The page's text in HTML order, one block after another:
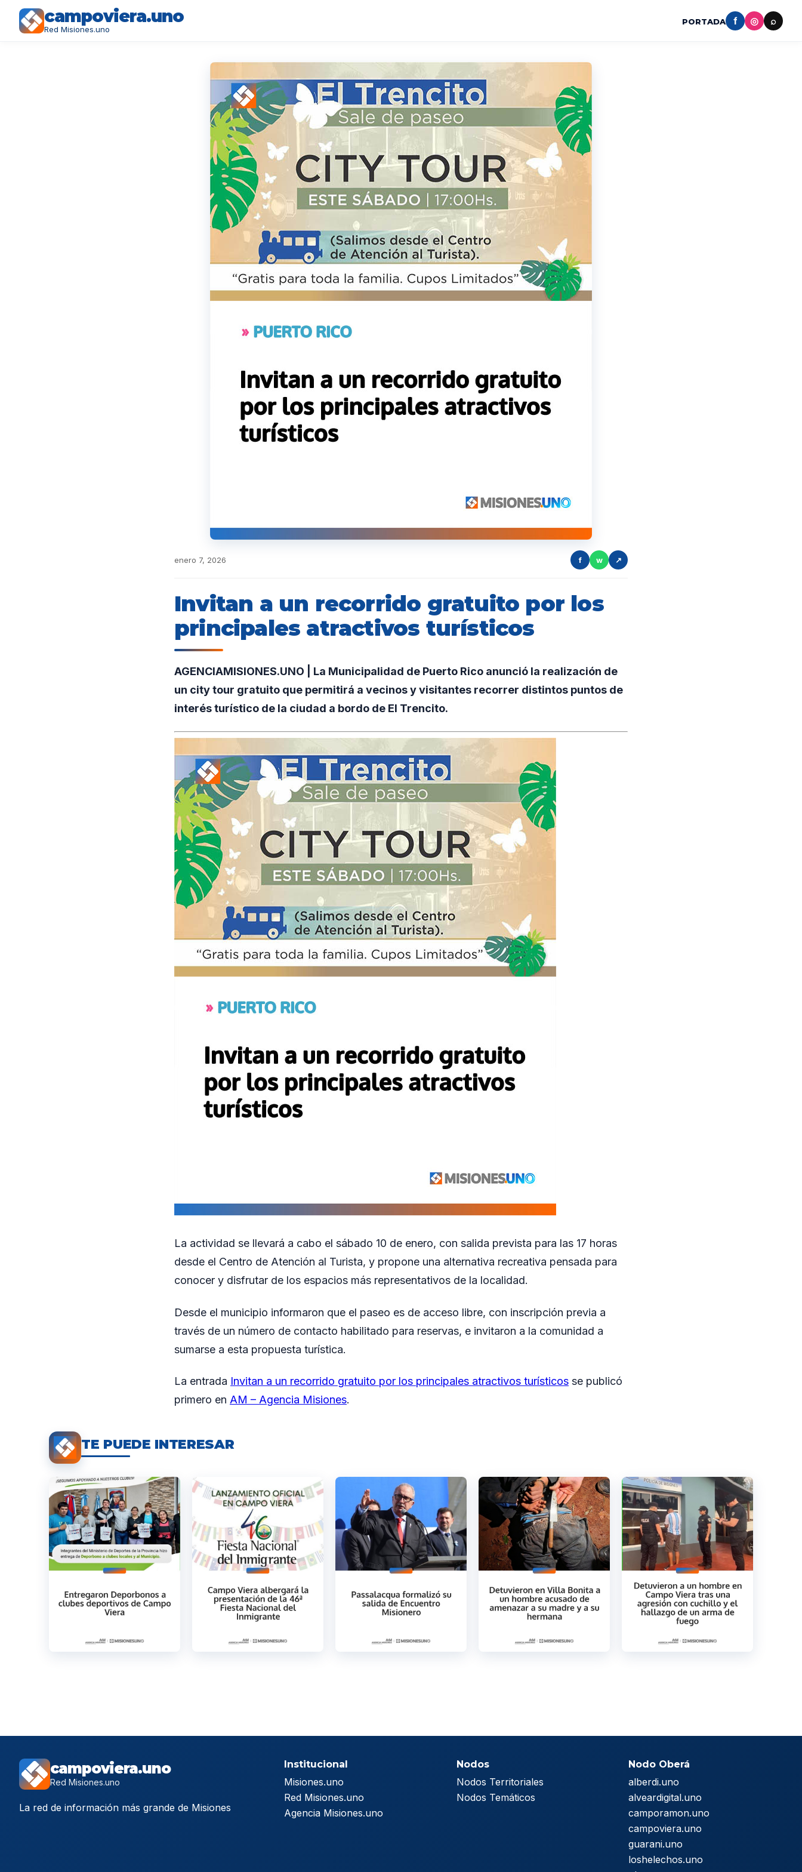
campoviera.uno
Red Misiones.uno
PORTADA f ◎ ⌕
enero 7, 2026 f w ↗
Invitan a un recorrido gratuito por los
principales atractivos turísticos
AGENCIAMISIONES.UNO | La Municipalidad de Puerto Rico anunció la realización de
un city tour gratuito que permitirá a vecinos y visitantes recorrer distintos puntos de
interés turístico de la ciudad a bordo de El Trencito.
La actividad se llevará a cabo el sábado 10 de enero, con salida prevista para las 17 horas
desde el Centro de Atención al Turista, y propone una alternativa recreativa pensada para
conocer y disfrutar de los espacios más representativos de la localidad.
Desde el municipio informaron que el paseo es de acceso libre, con inscripción previa a
través de un número de contacto habilitado para reservas, e invitaron a la comunidad a
sumarse a esta propuesta turística.
La entrada Invitan a un recorrido gratuito por los principales atractivos turísticos se publicó
primero en AM – Agencia Misiones.
TE PUEDE INTERESAR
campoviera.uno
Red Misiones.uno
La red de información más grande de Misiones
Institucional
Misiones.uno
Red Misiones.uno
Agencia Misiones.uno
Nodos
Nodos Territoriales
Nodos Temáticos
Nodo Oberá
alberdi.uno
alveardigital.uno
camporamon.uno
campoviera.uno
guarani.uno
loshelechos.uno